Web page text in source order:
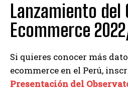
Lanzamiento
Ecommerce
Si quieres conocer más
ecommerce en el Perú,
Presentación del